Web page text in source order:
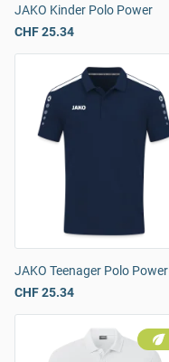
JAKO Kinder Polo Power
CHF 25.34
JAKO Teenager Polo Power
CHF 25.34